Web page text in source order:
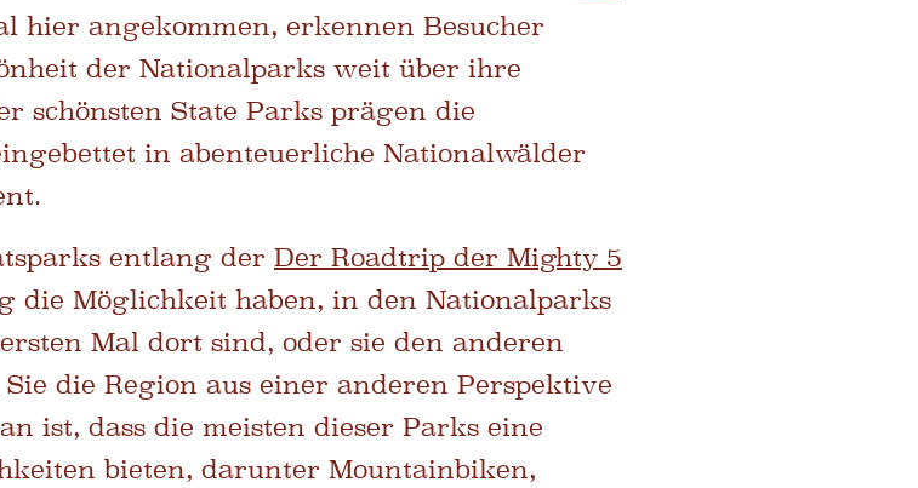
hier angekommen, erkennen Besucher
der Nationalparks weit über ihre
schönsten State Parks prägen die
in abenteuerliche Nationalwälder
entlang der Der Roadtrip der Mighty 5
die Möglichkeit haben, in den Nationalparks
Mal dort sind, oder sie den anderen
die Region aus einer anderen Perspektive
ist, dass die meisten dieser Parks eine
bieten, darunter Mountainbiken,